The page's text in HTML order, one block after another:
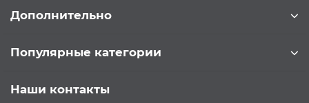
Дополнительно
Популярные категории
Наши контакты